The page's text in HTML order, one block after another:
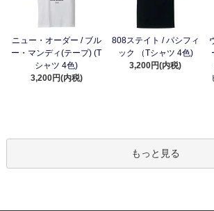
ニュー・オーダー / ブル
ー・マンディ(テープ) (T
シャツ 4色)
3,200円(内税)
808ステイト / パシフィ
ック （Tシャツ 4色)
3,200円(内税)
もっと見る